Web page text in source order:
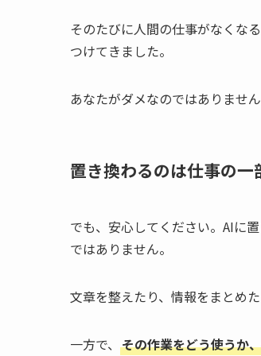
そのたびに人間の仕事がなくな
つけてきました。
あなたがダメなのではありませ
置き換わるのは仕事の
でも、安心してください。AIに
ではありません。
文章を整えたり、情報をまとめ
一方で、 その作業をどう使うか